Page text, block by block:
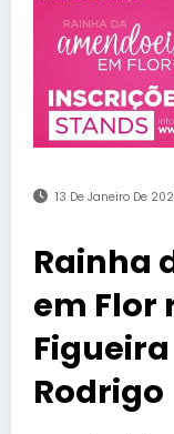
13 De Janeiro De
Rainha
em Flor
Rodrigo